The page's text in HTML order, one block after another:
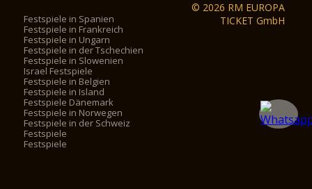
Festspiele in Spanien
Festspiele in Frankreich
Festspiele in Ungarn
Festspiele in der Tschechien
Festspiele in Slowenien
Israel Festspiele
Festspiele in Belgien
Festspiele in Island
Festspiele Dänemark
Festspiele in Norwegen
Festspiele in der Schweiz
Festspiele
Festspiele
© 2026 RM EUROPA
TICKET GmbH